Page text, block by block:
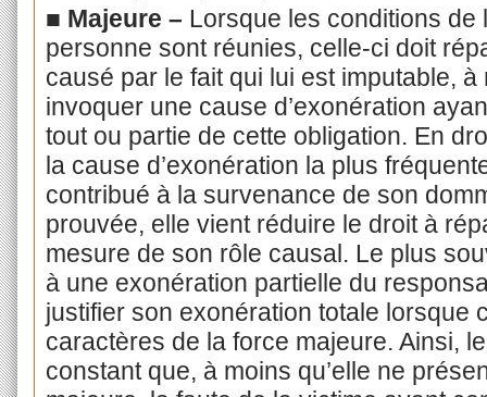
■ Majeure – Lorsque les conditions de
personne sont réunies, celle-ci doit
causé par le fait qui lui est imputable, à
invoquer une cause d’exonération
tout ou partie de cette obligation. En
la cause d’exonération la plus
contribué à la survenance de son
prouvée, elle vient réduire le droit à
mesure de son rôle causal. Le plus
à une exonération partielle du
justifier son exonération totale lorsque
caractères de la force majeure. Ainsi,
constant que, à moins qu’elle ne